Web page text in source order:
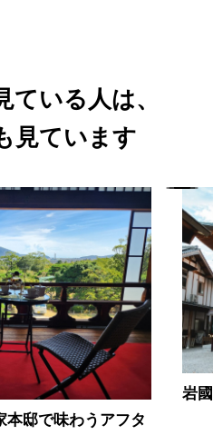
ている人は、
見ています
本邸で味わうアフタ
岩